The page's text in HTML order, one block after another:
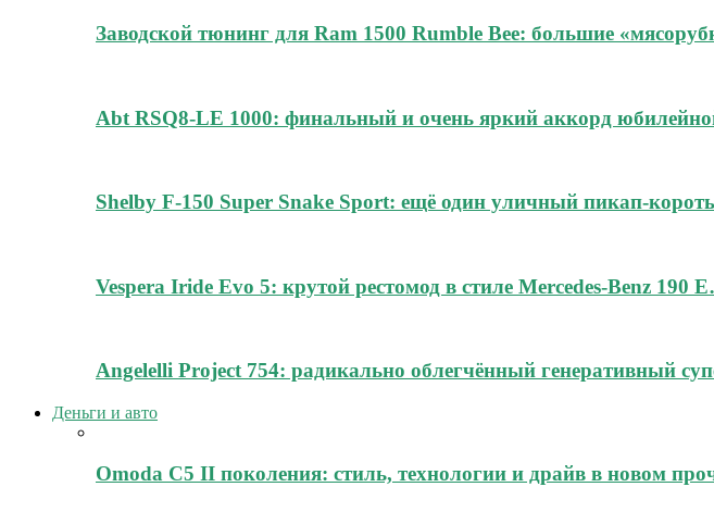
Заводской тюнинг для Ram 1500 Rumble Bee: большие
Abt RSQ8-LE 1000: финальный и очень яркий аккорд
Shelby F-150 Super Snake Sport: ещё один уличный пикап-
Vespera Iride Evo 5: крутой рестомод в стиле Mercedes-Benz 190
Angelelli Project 754: радикально облегчённый генеративный
Деньги и авто
Omoda C5 II поколения: стиль, технологии и драйв в новом